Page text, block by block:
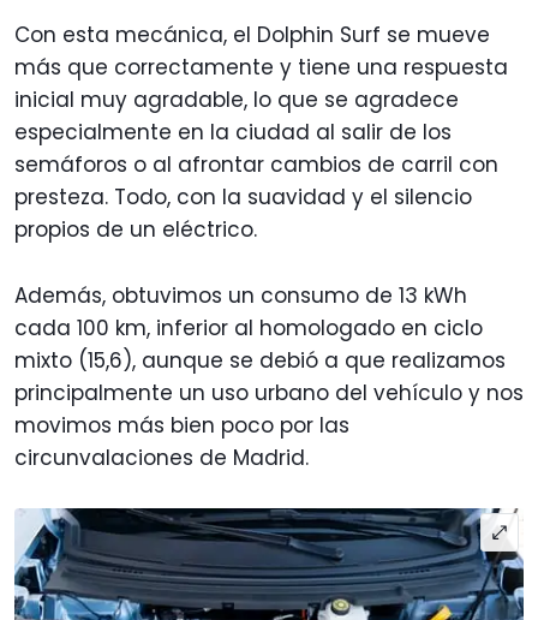
Con esta mecánica, el Dolphin Surf se mueve
más que correctamente y tiene una respuesta
inicial muy agradable, lo que se agradece
especialmente en la ciudad al salir de los
semáforos o al afrontar cambios de carril con
presteza. Todo, con la suavidad y el silencio
propios de un eléctrico.
Además, obtuvimos un consumo de 13 kWh
cada 100 km, inferior al homologado en ciclo
mixto (15,6), aunque se debió a que realizamos
principalmente un uso urbano del vehículo y nos
movimos más bien poco por las
circunvalaciones de Madrid.